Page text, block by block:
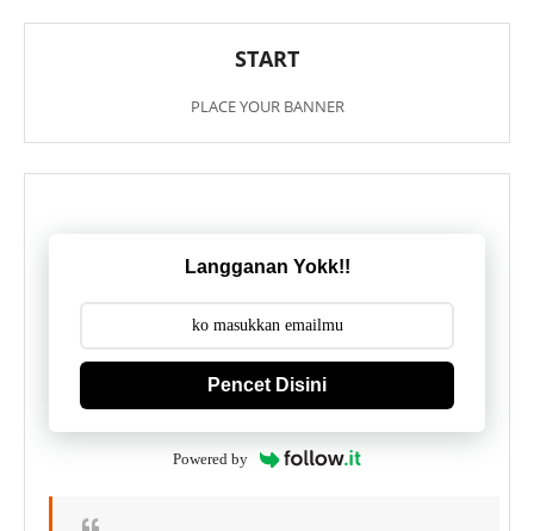
START
PLACE YOUR BANNER
Langganan Yokk!!
Pencet Disini
Powered by